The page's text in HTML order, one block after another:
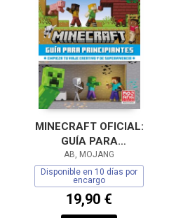
MINECRAFT OFICIAL:
GUÍA PARA
PRINCIPIANTES
AB, MOJANG
Disponible en 10 días por
encargo
19,90 €